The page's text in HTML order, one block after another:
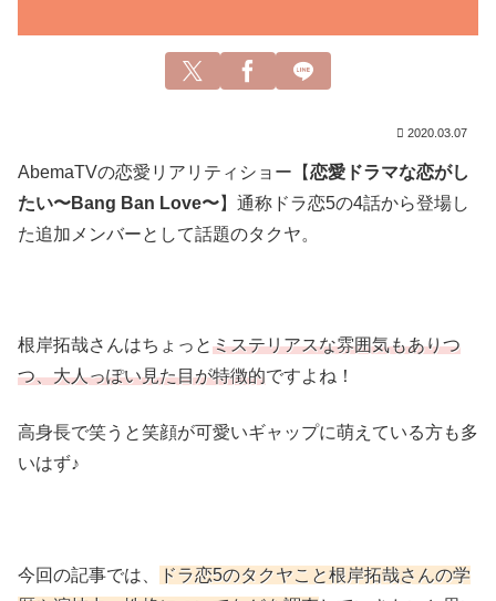
2020.03.07
AbemaTVの恋愛リアリティショー【恋愛ドラマな恋がし
たい〜Bang Ban Love〜】通称ドラ恋5の4話から登場し
た追加メンバーとして話題のタクヤ。
根岸拓哉さんはちょっとミステリアスな雰囲気もありつ
つ、大人っぽい見た目が特徴的ですよね！
高身長で笑うと笑顔が可愛いギャップに萌えている方も多
いはず♪
今回の記事では、
ドラ恋5のタクヤこと根岸拓哉さんの学